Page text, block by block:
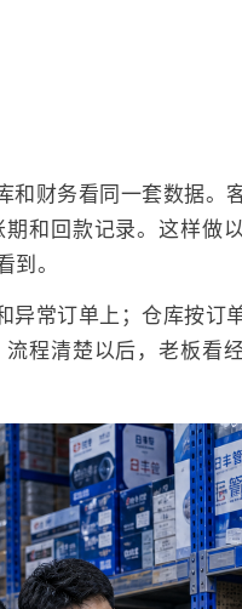
和财务看同一套数据。
和回款记录。这样做
。
异常订单上；仓库按订
程清楚以后，老板看